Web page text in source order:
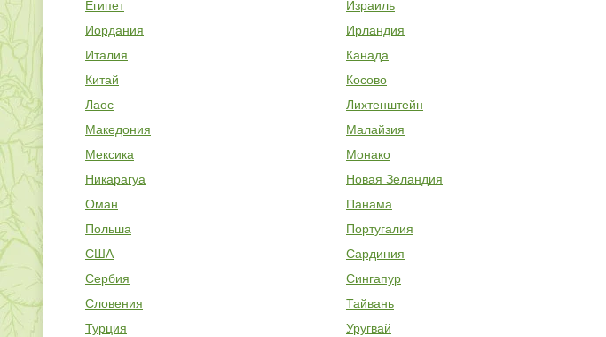
Египет
Израиль
Иордания
Ирландия
Италия
Канада
Китай
Косово
Лаос
Лихтенштейн
Македония
Малайзия
Мексика
Монако
Никарагуа
Новая Зеландия
Оман
Панама
Польша
Португалия
США
Сардиния
Сербия
Сингапур
Словения
Тайвань
Турция
Уругвай